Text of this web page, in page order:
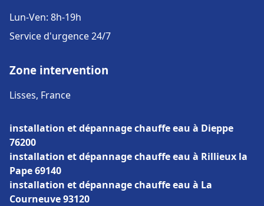
Lun-Ven: 8h-19h
Service d'urgence 24/7
Zone intervention
Lisses, France
installation et dépannage chauffe eau à Dieppe
76200
installation et dépannage chauffe eau à Rillieux la
Pape 69140
installation et dépannage chauffe eau à La
Courneuve 93120